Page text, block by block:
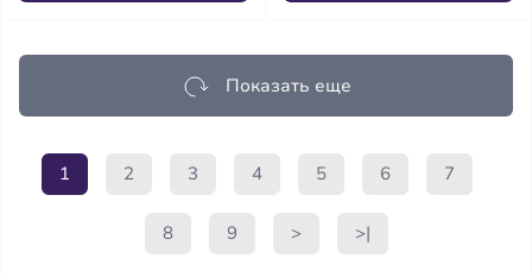
Показать еще
1 2 3 4 5 6 7
8 9 > >|